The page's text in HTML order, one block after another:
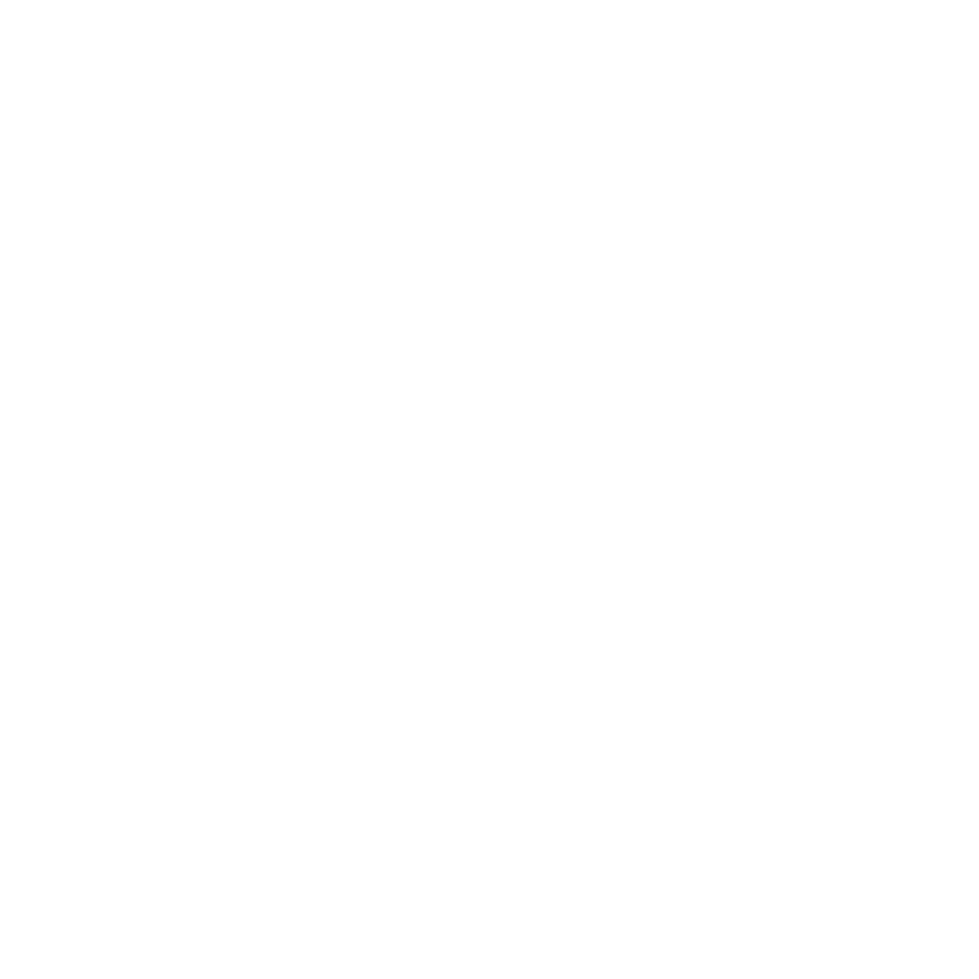
Vám bude k dispozici po celý Váš pobyt. Součástí resortu je také bar s nabídkou osvěžujících alko a nealko nápojů. U hotelu můžete
troubou, dále fénem, satelitní TV, trezorem, balkonem nebo terasou a jsou plně klimatizovány.
u jednotlivých termínů
pro vás k dispozici lehátka a slunečníky. U bazénu se nachází bar s nabídkou osvěžujících nápojů. Nedaleko ubytování se nachází
na ostrově Kos v Řecku. Nachází se pouhý 1 km od Andromedy v oblasti Psalidi. Mají tu pro vás nejnovější vybavení pro windsurfing či
kvality a bezpečnosti. Nabízí všechny kurzy Padi, ponory pro začínající i zkušené certifikované potápěče, úplné začátečníky i děti.
světa s ostatními a nabídnout zážitek, na který budete rádi vzpomínat.
vám rád pomůže se vším, od pronájmu auta až po plánování výletů, a doporučí vám ta nejlepší místa na ostrově